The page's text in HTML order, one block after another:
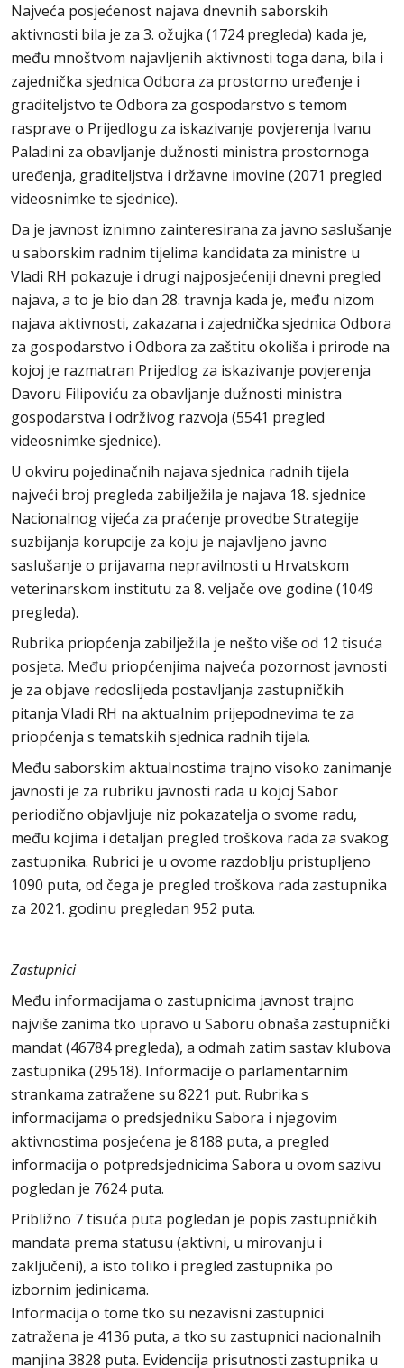
Najveća posjećenost najava dnevnih saborskih
aktivnosti bila je za 3. ožujka (1724 pregleda) kada je,
među mnoštvom najavljenih aktivnosti toga dana, bila i
zajednička sjednica Odbora za prostorno uređenje i
graditeljstvo te Odbora za gospodarstvo s temom
rasprave o Prijedlogu za iskazivanje povjerenja Ivanu
Paladini za obavljanje dužnosti ministra prostornoga
uređenja, graditeljstva i državne imovine (2071 pregled
videosnimke te sjednice).
Da je javnost iznimno zainteresirana za javno saslušanje
u saborskim radnim tijelima kandidata za ministre u
Vladi RH pokazuje i drugi najposjećeniji dnevni pregled
najava, a to je bio dan 28. travnja kada je, među nizom
najava aktivnosti, zakazana i zajednička sjednica Odbora
za gospodarstvo i Odbora za zaštitu okoliša i prirode na
kojoj je razmatran Prijedlog za iskazivanje povjerenja
Davoru Filipoviću za obavljanje dužnosti ministra
gospodarstva i održivog razvoja (5541 pregled
videosnimke sjednice).
U okviru pojedinačnih najava sjednica radnih tijela
najveći broj pregleda zabilježila je najava 18. sjednice
Nacionalnog vijeća za praćenje provedbe Strategije
suzbijanja korupcije za koju je najavljeno javno
saslušanje o prijavama nepravilnosti u Hrvatskom
veterinarskom institutu za 8. veljače ove godine (1049
pregleda).
Rubrika priopćenja zabilježila je nešto više od 12 tisuća
posjeta. Među priopćenjima najveća pozornost javnosti
je za objave redoslijeda postavljanja zastupničkih
pitanja Vladi RH na aktualnim prijepodnevima te za
priopćenja s tematskih sjednica radnih tijela.
Među saborskim aktualnostima trajno visoko zanimanje
javnosti je za rubriku javnosti rada u kojoj Sabor
periodično objavljuje niz pokazatelja o svome radu,
među kojima i detaljan pregled troškova rada za svakog
zastupnika. Rubrici je u ovome razdoblju pristupljeno
1090 puta, od čega je pregled troškova rada zastupnika
za 2021. godinu pregledan 952 puta.
Zastupnici
Među informacijama o zastupnicima javnost trajno
najviše zanima tko upravo u Saboru obnaša zastupnički
mandat (46784 pregleda), a odmah zatim sastav klubova
zastupnika (29518). Informacije o parlamentarnim
strankama zatražene su 8221 put. Rubrika s
informacijama o predsjedniku Sabora i njegovim
aktivnostima posjećena je 8188 puta, a pregled
informacija o potpredsjednicima Sabora u ovom sazivu
pogledan je 7624 puta.
Približno 7 tisuća puta pogledan je popis zastupničkih
mandata prema statusu (aktivni, u mirovanju i
zaključeni), a isto toliko i pregled zastupnika po
izbornim jedinicama.
Informacija o tome tko su nezavisni zastupnici
zatražena je 4136 puta, a tko su zastupnici nacionalnih
manjina 3828 puta. Evidencija prisutnosti zastupnika u